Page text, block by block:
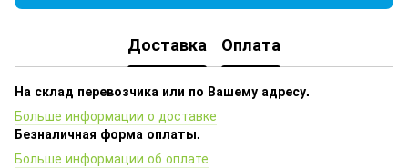
Доставка Оплата
На склад перевозчика или по Вашему адресу.
Больше информации о доставке
Безналичная форма оплаты.
Больше информации об оплате